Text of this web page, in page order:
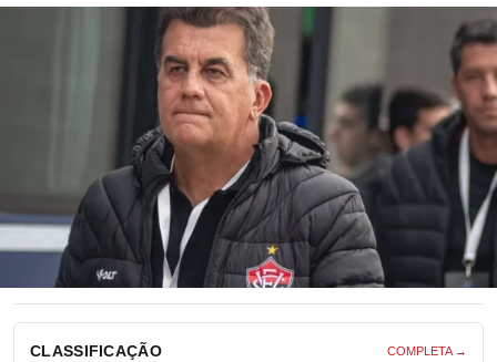
CLASSIFICAÇÃO COMPLETA →